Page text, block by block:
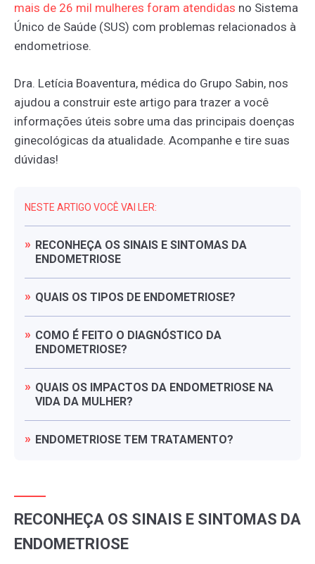
mais de 26 mil mulheres foram atendidas no Sistema
Único de Saúde (SUS) com problemas relacionados à
endometriose.
Dra. Letícia Boaventura, médica do Grupo Sabin, nos
ajudou a construir este artigo para trazer a você
informações úteis sobre uma das principais doenças
ginecológicas da atualidade. Acompanhe e tire suas
dúvidas!
NESTE ARTIGO VOCÊ VAI LER:
RECONHEÇA OS SINAIS E SINTOMAS DA
ENDOMETRIOSE
QUAIS OS TIPOS DE ENDOMETRIOSE?
COMO É FEITO O DIAGNÓSTICO DA
ENDOMETRIOSE?
QUAIS OS IMPACTOS DA ENDOMETRIOSE NA
VIDA DA MULHER?
ENDOMETRIOSE TEM TRATAMENTO?
RECONHEÇA OS SINAIS E SINTOMAS DA
ENDOMETRIOSE